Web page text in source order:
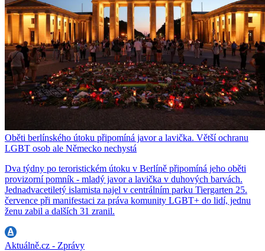
Oběti berlínského útoku připomíná javor a lavička. Větší ochranu
LGBT osob ale Německo nechystá
Dva týdny po teroristickém útoku v Berlíně připomíná jeho oběti
provizorní pomník - mladý javor a lavička v duhových barvách.
Jednadvacetiletý islamista najel v centrálním parku Tiergarten 25.
července při manifestaci za práva komunity LGBT+ do lidí, jednu
ženu zabil a dalších 31 zranil.
Aktuálně.cz - Zprávy